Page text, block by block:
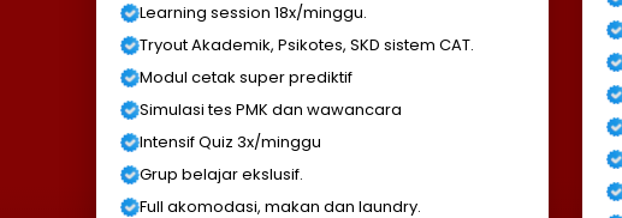
Learning session 18x/minggu.
Tryout Akademik, Psikotes, SKD sistem CAT.
Modul cetak super prediktif
Simulasi tes PMK dan wawancara
Intensif Quiz 3x/minggu
Grup belajar ekslusif.
Full akomodasi, makan dan laundry.